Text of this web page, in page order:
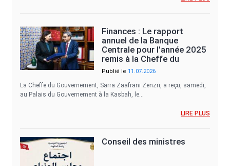
Finances : Le rapport
annuel de la Banque
Centrale pour l'année 2025
remis à la Cheffe du
Gouvernement
Publié le 11.07.2026
La Cheffe du Gouvernement, Sarra Zaafrani Zenzri, a reçu, samedi,
au Palais du Gouvernement à la Kasbah, le…
LIRE PLUS
Conseil des ministres